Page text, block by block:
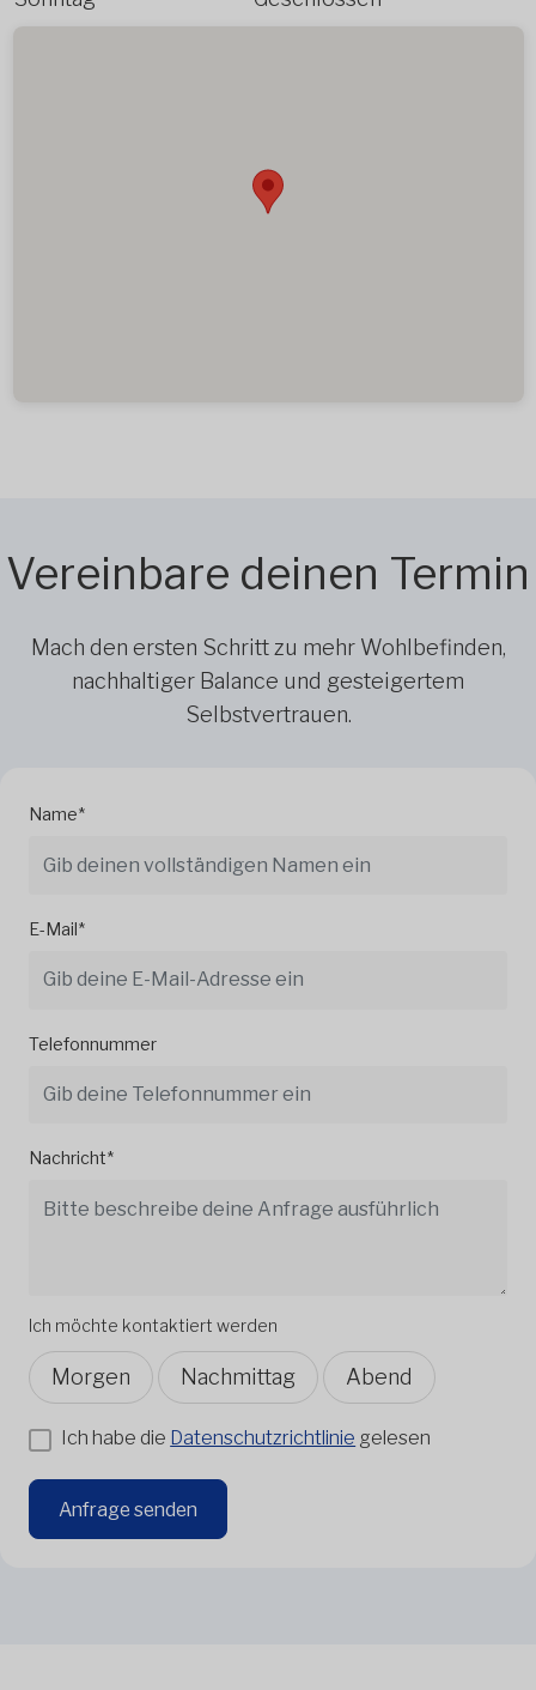
Vereinbare deinen Termin
Mach den ersten Schritt zu mehr Wohlbefinden,
nachhaltiger Balance und gesteigertem
Selbstvertrauen.
Name*
E-Mail*
Telefonnummer
Nachricht*
Ich möchte kontaktiert werden
Morgen Nachmittag Abend
Ich habe die Datenschutzrichtlinie gelesen
Anfrage senden